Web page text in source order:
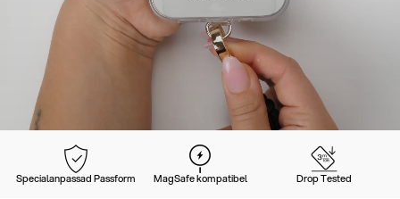
Specialanpassad Passform MagSafe kompatibel Drop Tested